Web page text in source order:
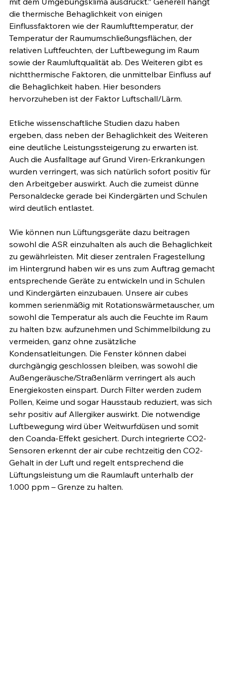
die thermische Behaglichkeit von einigen
Einflussfaktoren wie der Raumlufttemperatur, der
Temperatur der Raumumschließungsflächen, der
relativen Luftfeuchten, der Luftbewegung im Raum
sowie der Raumluftqualität ab. Des Weiteren gibt es
nichtthermische Faktoren, die unmittelbar Einfluss auf
die Behaglichkeit haben. Hier besonders
hervorzuheben ist der Faktor Luftschall/Lärm.
Etliche wissenschaftliche Studien dazu haben
ergeben, dass neben der Behaglichkeit des Weiteren
eine deutliche Leistungssteigerung zu erwarten ist.
Auch die Ausfalltage auf Grund Viren-Erkrankungen
wurden verringert, was sich natürlich sofort positiv für
den Arbeitgeber auswirkt. Auch die zumeist dünne
Personaldecke gerade bei Kindergärten und Schulen
wird deutlich entlastet.
Wie können nun Lüftungsgeräte dazu beitragen
sowohl die ASR einzuhalten als auch die Behaglichkeit
zu gewährleisten. Mit dieser zentralen Fragestellung
im Hintergrund haben wir es uns zum Auftrag gemacht
entsprechende Geräte zu entwickeln und in Schulen
und Kindergärten einzubauen. Unsere air cubes
kommen serienmäßig mit Rotationswärmetauscher, um
sowohl die Temperatur als auch die Feuchte im Raum
zu halten bzw. aufzunehmen und Schimmelbildung zu
vermeiden, ganz ohne zusätzliche
Kondensatleitungen. Die Fenster können dabei
durchgängig geschlossen bleiben, was sowohl die
Außengeräusche/Straßenlärm verringert als auch
Energiekosten einspart. Durch Filter werden zudem
Pollen, Keime und sogar Hausstaub reduziert, was sich
sehr positiv auf Allergiker auswirkt. Die notwendige
Luftbewegung wird über Weitwurfdüsen und somit
den Coanda-Effekt gesichert. Durch integrierte CO2-
Sensoren erkennt der air cube rechtzeitig den CO2-
Gehalt in der Luft und regelt entsprechend die
Lüftungsleistung um die Raumlauft unterhalb der
1.000 ppm – Grenze zu halten.